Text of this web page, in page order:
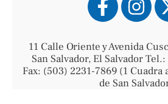
11 Calle Oriente y Avenida
San Salvador, El Salvador
Fax: (503) 2231-7869 (1 Cuadra
de San